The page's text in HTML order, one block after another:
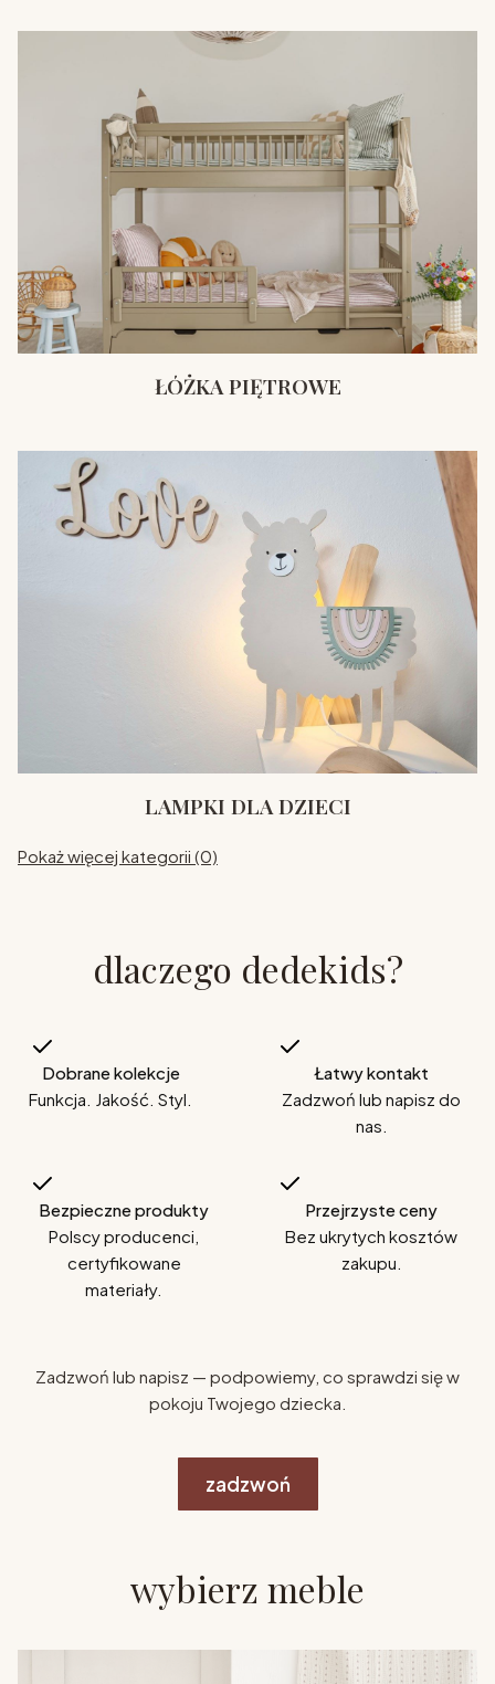
ŁÓŻKA PIĘTROWE
LAMPKI DLA DZIECI
Pokaż więcej kategorii (0)
dlaczego dedekids?
Dobrane kolekcje
Funkcja. Jakość. Styl.
Łatwy kontakt
Zadzwoń lub napisz do
nas.
Bezpieczne produkty
Polscy producenci,
certyfikowane
materiały.
Przejrzyste ceny
Bez ukrytych kosztów
zakupu.
Zadzwoń lub napisz — podpowiemy, co sprawdzi się w
pokoju Twojego dziecka.
zadzwoń
wybierz meble